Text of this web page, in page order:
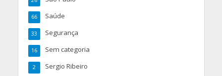
Saúde
66
Segurança
33
Sem categoria
16
Sergio Ribeiro
2